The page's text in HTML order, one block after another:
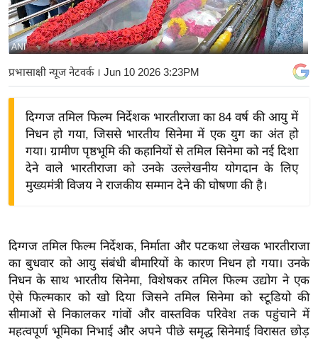
ष्ट्री
य
बि
ज़
ने
द्यो
वि
शे
ष
ज्ञ
रा
य
ANI
प्रभासाक्षी न्यूज नेटवर्क। Jun 10 2026 3:23PM
दिग्गज तमिल फिल्म निर्देशक भारतीराजा का 84 वर्ष की आयु में
निधन हो गया, जिससे भारतीय सिनेमा में एक युग का अंत हो
गया। ग्रामीण पृष्ठभूमि की कहानियों से तमिल सिनेमा को नई दिशा
देने वाले भारतीराजा को उनके उल्लेखनीय योगदान के लिए
मुख्यमंत्री विजय ने राजकीय सम्मान देने की घोषणा की है।
दिग्गज तमिल फिल्म निर्देशक, निर्माता और पटकथा लेखक भारतीराजा
का बुधवार को आयु संबंधी बीमारियों के कारण निधन हो गया। उनके
निधन के साथ भारतीय सिनेमा, विशेषकर तमिल फिल्म उद्योग ने एक
ऐसे फिल्मकार को खो दिया जिसने तमिल सिनेमा को स्टूडियो की
सीमाओं से निकालकर गांवों और वास्तविक परिवेश तक पहुंचाने में
महत्वपूर्ण भूमिका निभाई और अपने पीछे समृद्ध सिनेमाई विरासत छोड़